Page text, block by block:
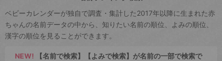
ベビーカレンダーが独自で調査・集計した2017年以降に生まれた赤
ちゃんの名前データの中から、知りたい名前の順位、よみの順位、
漢字の順位を見ることができます。
NEW! 【名前で検索】【よみで検索】が名前の一部で検索で